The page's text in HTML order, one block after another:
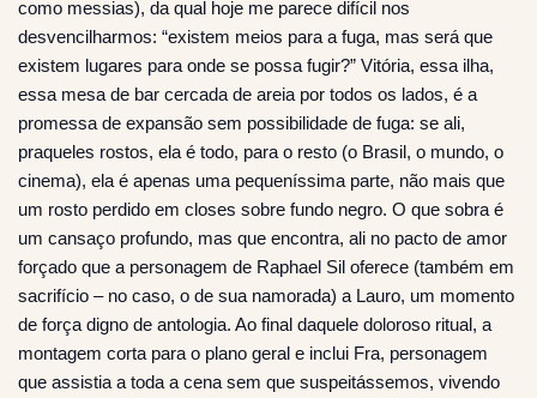
como messias), da qual hoje me parece difícil nos
desvencilharmos: “existem meios para a fuga, mas será que
existem lugares para onde se possa fugir?” Vitória, essa ilha,
essa mesa de bar cercada de areia por todos os lados, é a
promessa de expansão sem possibilidade de fuga: se ali,
praqueles rostos, ela é todo, para o resto (o Brasil, o mundo, o
cinema), ela é apenas uma pequeníssima parte, não mais que
um rosto perdido em closes sobre fundo negro. O que sobra é
um cansaço profundo, mas que encontra, ali no pacto de amor
forçado que a personagem de Raphael Sil oferece (também em
sacrifício – no caso, o de sua namorada) a Lauro, um momento
de força digno de antologia. Ao final daquele doloroso ritual, a
montagem corta para o plano geral e inclui Fra, personagem
que assistia a toda a cena sem que suspeitássemos, vivendo